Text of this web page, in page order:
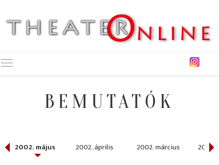
BEMUTATÓK
2002. május 2002. április 2002. március 2002.